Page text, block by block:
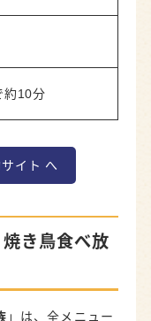
約10分
イト へ
焼き鳥食べ放
」は、全メニュー